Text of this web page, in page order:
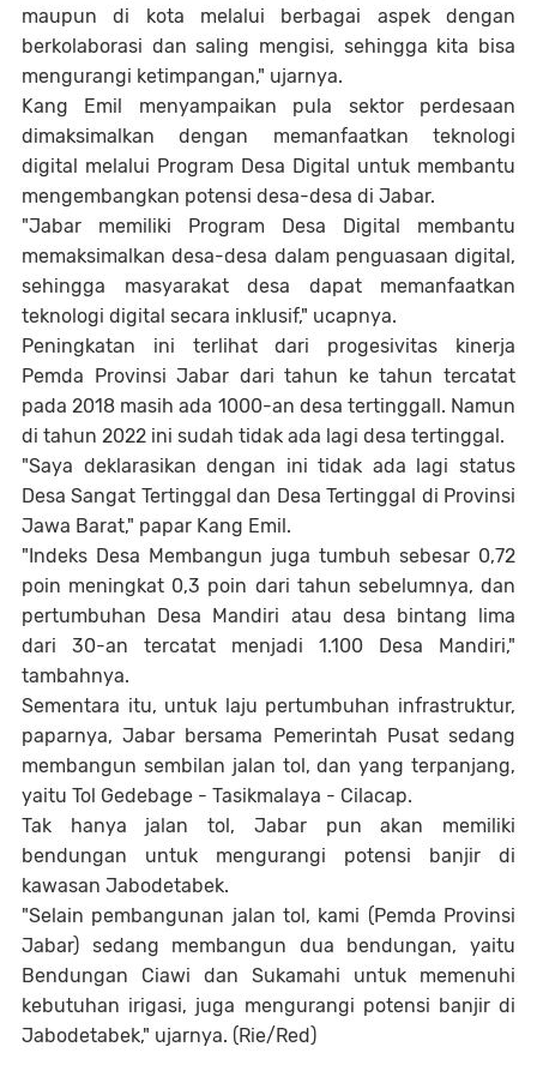
maupun di kota melalui berbagai aspek dengan
berkolaborasi dan saling mengisi, sehingga kita bisa
mengurangi ketimpangan," ujarnya.
Kang Emil menyampaikan pula sektor perdesaan
dimaksimalkan dengan memanfaatkan teknologi
digital melalui Program Desa Digital untuk membantu
mengembangkan potensi desa-desa di Jabar.
"Jabar memiliki Program Desa Digital membantu
memaksimalkan desa-desa dalam penguasaan digital,
sehingga masyarakat desa dapat memanfaatkan
teknologi digital secara inklusif," ucapnya.
Peningkatan ini terlihat dari progesivitas kinerja
Pemda Provinsi Jabar dari tahun ke tahun tercatat
pada 2018 masih ada 1000-an desa tertinggall. Namun
di tahun 2022 ini sudah tidak ada lagi desa tertinggal.
"Saya deklarasikan dengan ini tidak ada lagi status
Desa Sangat Tertinggal dan Desa Tertinggal di Provinsi
Jawa Barat," papar Kang Emil.
"Indeks Desa Membangun juga tumbuh sebesar 0,72
poin meningkat 0,3 poin dari tahun sebelumnya, dan
pertumbuhan Desa Mandiri atau desa bintang lima
dari 30-an tercatat menjadi 1.100 Desa Mandiri,"
tambahnya.
Sementara itu, untuk laju pertumbuhan infrastruktur,
paparnya, Jabar bersama Pemerintah Pusat sedang
membangun sembilan jalan tol, dan yang terpanjang,
yaitu Tol Gedebage - Tasikmalaya - Cilacap.
Tak hanya jalan tol, Jabar pun akan memiliki
bendungan untuk mengurangi potensi banjir di
kawasan Jabodetabek.
"Selain pembangunan jalan tol, kami (Pemda Provinsi
Jabar) sedang membangun dua bendungan, yaitu
Bendungan Ciawi dan Sukamahi untuk memenuhi
kebutuhan irigasi, juga mengurangi potensi banjir di
Jabodetabek," ujarnya. (Rie/Red)